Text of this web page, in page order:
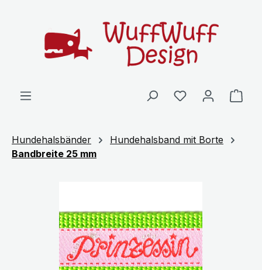
Hundehalsbänder
Hundehalsband mit Borte
Bandbreite 25 mm